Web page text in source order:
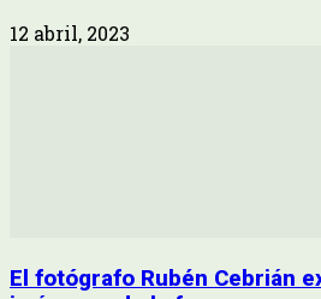
12 abril, 2023
El fotógrafo Rubén Cebrián